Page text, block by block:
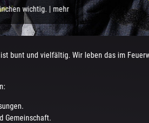
bunt und vielfältig. Wir leben das im
Gemeinschaft.